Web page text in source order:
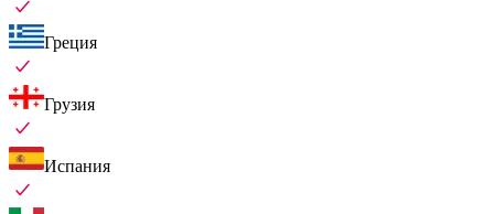
Греция
Грузия
Испания